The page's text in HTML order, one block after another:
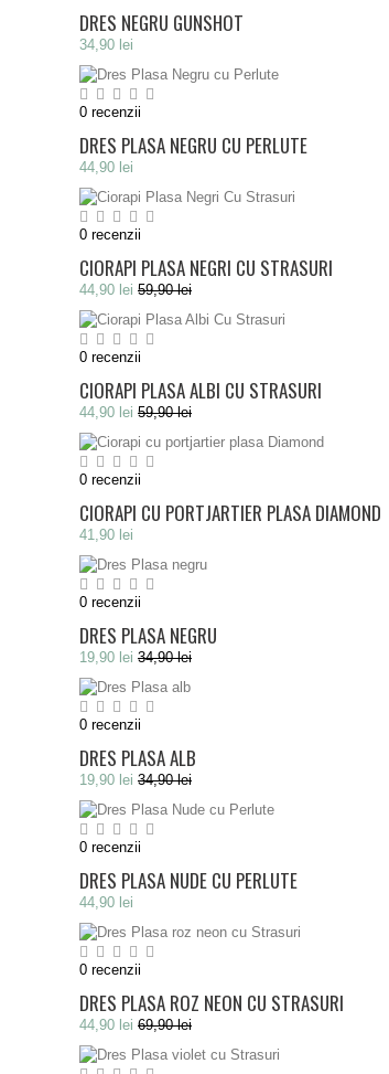
DRES NEGRU GUNSHOT
34,90 lei
0 recenzii
DRES PLASA NEGRU CU PERLUTE
44,90 lei
0 recenzii
CIORAPI PLASA NEGRI CU STRASURI
44,90 lei 59,90 lei
0 recenzii
CIORAPI PLASA ALBI CU STRASURI
44,90 lei 59,90 lei
0 recenzii
CIORAPI CU PORTJARTIER PLASA DIAMOND
41,90 lei
0 recenzii
DRES PLASA NEGRU
19,90 lei 34,90 lei
0 recenzii
DRES PLASA ALB
19,90 lei 34,90 lei
0 recenzii
DRES PLASA NUDE CU PERLUTE
44,90 lei
0 recenzii
DRES PLASA ROZ NEON CU STRASURI
44,90 lei 69,90 lei